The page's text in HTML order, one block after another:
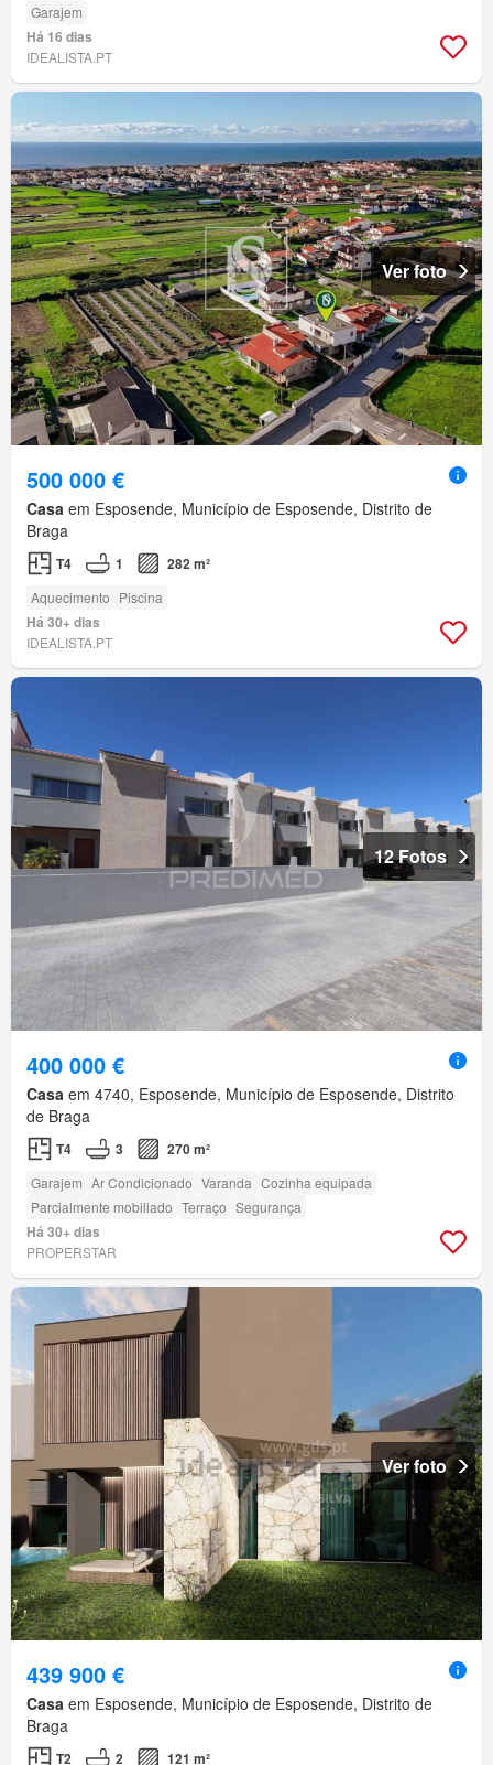
Garajem
Há 16 dias
IDEALISTA.PT
Ver foto
500 000 €
Casa em Esposende, Município de Esposende, Distrito de
Braga
T4 1 282 m²
Aquecimento Piscina
Há 30+ dias
IDEALISTA.PT
12 Fotos
400 000 €
Casa em 4740, Esposende, Município de Esposende, Distrito
de Braga
T4 3 270 m²
Garajem Ar Condicionado Varanda Cozinha equipada
Parcialmente mobiliado Terraço Segurança
Há 30+ dias
PROPERSTAR
Ver foto
439 900 €
Casa em Esposende, Município de Esposende, Distrito de
Braga
T2 2 121 m²